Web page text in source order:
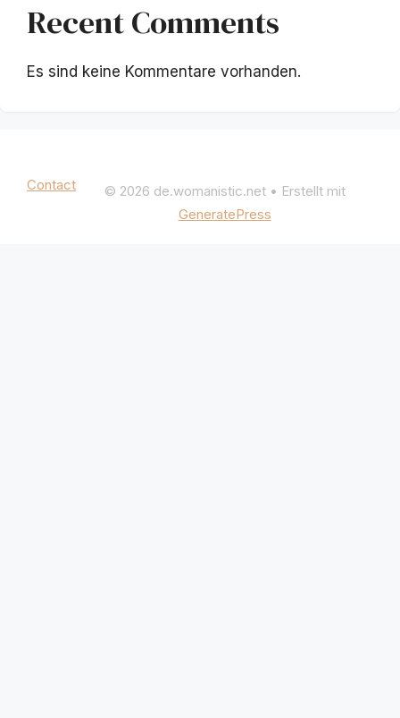
Recent Comments
Es sind keine Kommentare vorhanden.
Contact © 2026 de.womanistic.net• Erstellt mit
GeneratePress